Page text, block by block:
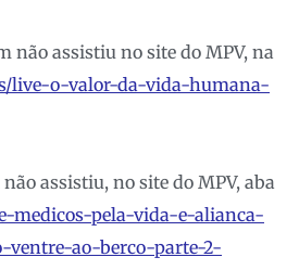
não assistiu no site do MPV, na
live-o-valor-da-vida-humana-
assistiu, no site do MPV, aba
medicos-pela-vida-e-alianca-
ao-berco-parte-2-